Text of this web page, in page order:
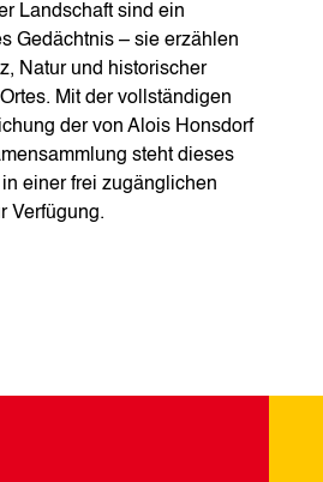
Landschaft sind ein
Gedächtnis – sie erzählen
Natur und historischer
Mit der vollständigen
der von Alois Honsdorf
steht dieses
einer frei zugänglichen
Verfügung.